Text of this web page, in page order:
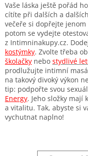
Vaše láska ještě pořád
cítíte při dalších a
večeře si dopřejte
potom se vydejte
z Intimninakupy.cz.
kostýmky. Zvolte třeba
školačky nebo stydlivé
prodlužujte intimní
na takový divoký výkon
tip: podpořte svou
Energy. Jeho složky
a vitalitu. Tak, abyste si
vychutnat naplno!